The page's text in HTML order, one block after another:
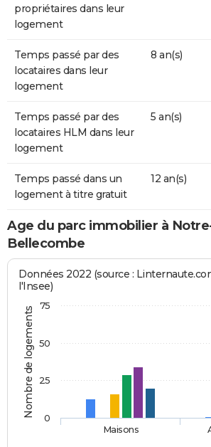
propriétaires dans leur
logement
Temps passé par des
locataires dans leur
logement
8 an(s)
Temps passé par des
locataires HLM dans leur
logement
5 an(s)
Temps passé dans un
logement à titre gratuit
12 an(s)
Age du parc immobilier à
Bellecombe
Nombre de logements
Données 2022 (source :
l'Insee)
Maisons
0
25
50
75